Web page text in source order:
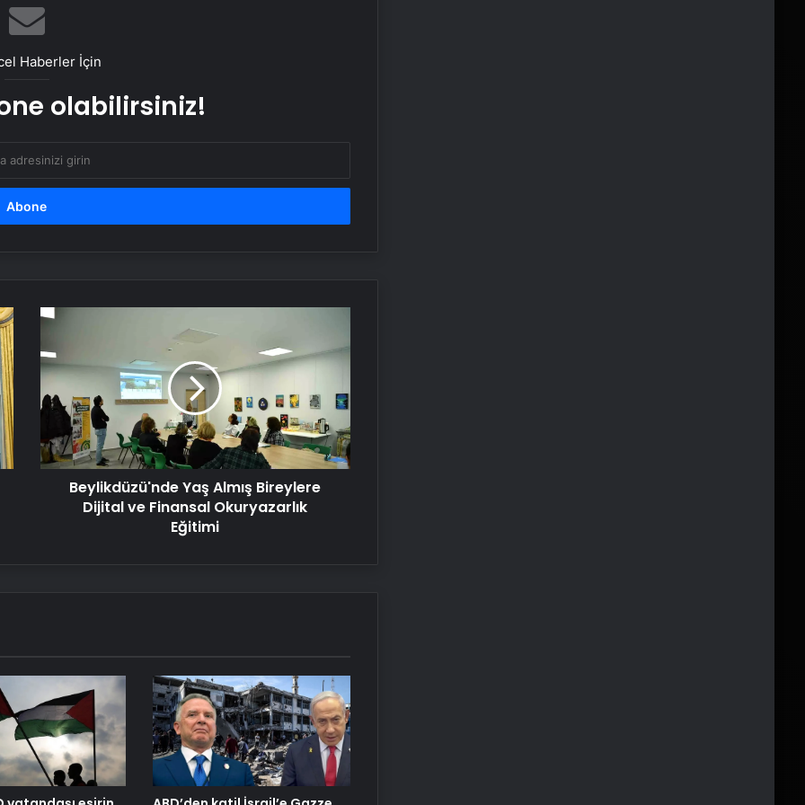
Yunan basınından Başkan Erdoğan
düştü
TCG Anadolu’dan havalanan
Bayraktar TB3’ten hedefe tam
isabet
Serjoy : Dijital Medya Ajansı, Google
Reklam Ajansı, SEO Ajansı ve Web
Tasarım Ajansı
UETDS Nedir ? Uetds.com İle Akıllı
Dijital Taşımacılık Yazılımı
Datahost İle Güvenilir Sunucu
Hizmetleri
Başkan Erdoğan’dan ZTK şampiyonu
Galatasaray’a tebrik
Haberler İçin
olabilirsiniz!
Beylikdüzü'nde
Almış
Bireylere
Dijital
ve
Finansal
Okuryazarlık
Eğitimi
Beylikdüzü'nde Yaş Almış Bireylere
Dijital ve Finansal Okuryazarlık
Eğitimi